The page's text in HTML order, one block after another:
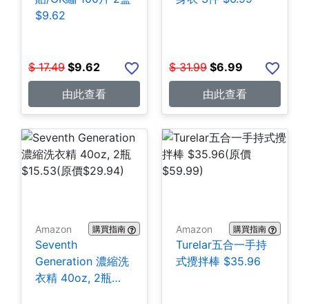
$9.62
$ 17.49 $9.62
由此查看
$ 31.99 $6.99
由此查看
Amazon 購買指南
Seventh
Generation 濃縮洗
衣精 40oz, 2瓶
Amazon 購買指南
Turelar五合一手持
式攪拌棒 $35.96